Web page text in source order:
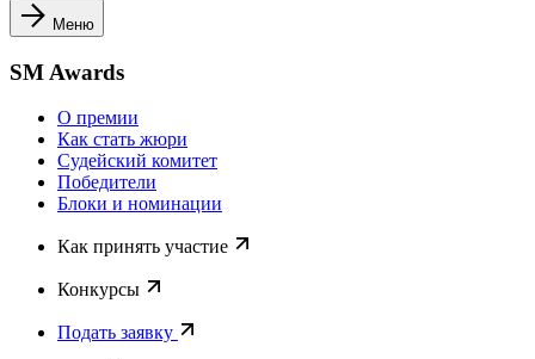
Меню
SM Awards
О премии
Как стать жюри
Судейский комитет
Победители
Блоки и номинации
Как принять участие
Конкурсы
Подать заявку